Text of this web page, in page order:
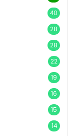
40
28
28
22
19
16
15
14